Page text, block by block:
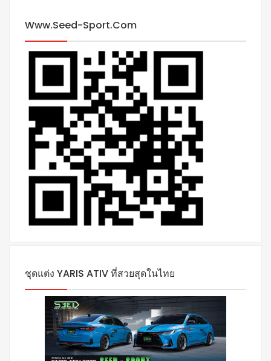
Www.seed-Sport.com
ชุดแต่ง YARIS ATIV ที่สวยสุดในไทย